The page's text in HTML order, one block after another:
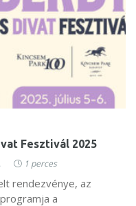
Fesztivál 2025
1 perces
rendezvénye, az
a